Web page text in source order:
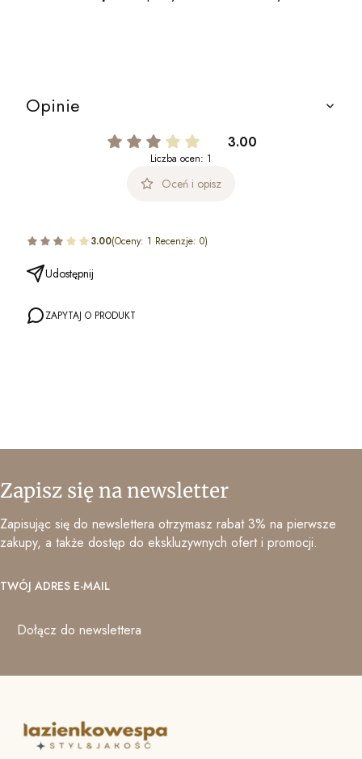
Opinie
3.00
Liczba ocen: 1
Oceń i opisz
3.00(Oceny: 1 Recenzje: 0)
Udostępnij
ZAPYTAJ O PRODUKT
Zapisz się na newsletter
Zapisując się do newslettera otrzymasz rabat 3% na pierwsze
zakupy, a także dostęp do ekskluzywnych ofert i promocji.
TWÓJ ADRES E-MAIL
Dołącz do newslettera